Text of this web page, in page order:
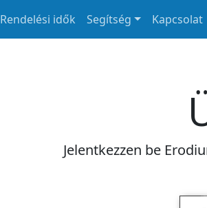
Rendelési idők Segítség Kapcsolat
Jelentkezzen be